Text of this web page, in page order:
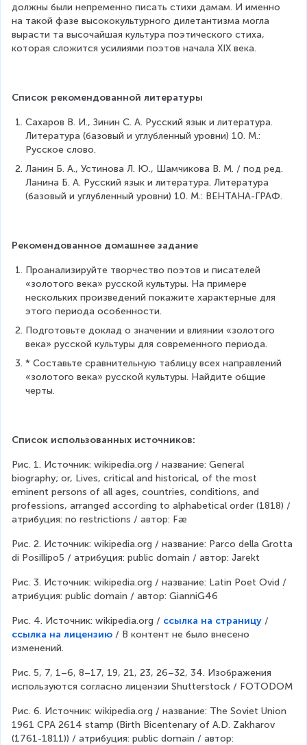
должны были непременно писать стихи дамам. И именно
на такой фазе высококультурного дилетантизма могла
вырасти та высочайшая культура поэтического стиха,
которая сложится усилиями поэтов начала XIX века.
Список рекомендованной литературы
Сахаров В. И., Зинин С. А. Русский язык и литература.
Литература (базовый и углубленный уровни) 10. М.:
Русское слово.
Ланин Б. А., Устинова Л. Ю., Шамчикова В. М. / под ред.
Ланина Б. А. Русский язык и литература. Литература
(базовый и углубленный уровни) 10. М.: ВЕНТАНА-ГРАФ.
Рекомендованное домашнее задание
Проанализируйте творчество поэтов и писателей
«золотого века» русской культуры. На примере
нескольких произведений покажите характерные для
этого периода особенности.
Подготовьте доклад о значении и влиянии «золотого
века» русской культуры для современного периода.
* Составьте сравнительную таблицу всех направлений
«золотого века» русской культуры. Найдите общие
черты.
Список использованных источников:
Рис. 1. Источник: wikipedia.org / название: General
biography; or, Lives, critical and historical, of the most
eminent persons of all ages, countries, conditions, and
professions, arranged according to alphabetical order (1818) /
атрибуция: no restrictions / автор: Fæ
Рис. 2. Источник: wikipedia.org / название: Parco della Grotta
di Posillipo5 / атрибуция: public domain / автор: Jarekt
Рис. 3. Источник: wikipedia.org / название: Latin Poet Ovid /
атрибуция: public domain / автор: GianniG46
Рис. 4. Источник: wikipedia.org / ссылка на страницу /
ссылка на лицензию / В контент не было внесено
изменений.
Рис. 5, 7, 1–6, 8–17, 19, 21, 23, 26–32, 34. Изображения
используются согласно лицензии Shutterstock / FOTODOM
Рис. 6. Источник: wikipedia.org / название: The Soviet Union
1961 CPA 2614 stamp (Birth Bicentenary of A.D. Zakharov
(1761-1811)) / атрибуция: public domain / автор: